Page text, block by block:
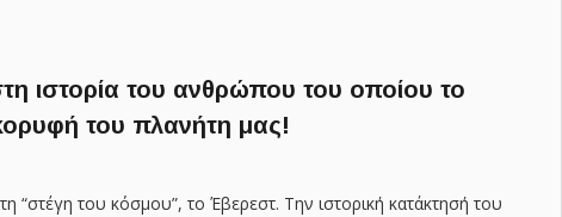
ιστορία του ανθρώπου του οποίου το
του πλανήτη μας!
“στέγη του κόσμου”, το Έβερεστ. Την ιστορική κατάκτησή του